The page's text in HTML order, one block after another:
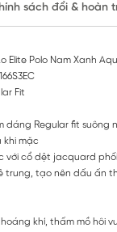
sách đổi & hoàn
Elite Polo Nam Xanh
Fit
dáng Regular fit suông
mặc
với cổ dệt jacquard
trung, tạo nên dấu ấn
khí, thấm mồ hôi